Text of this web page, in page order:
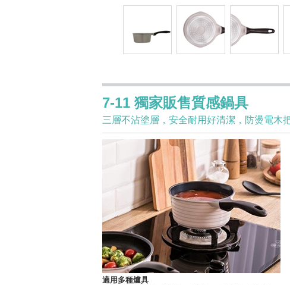
7-11 獨家販售質感鍋具
三層不沾塗層，安全耐用好清潔，防燙電木
適用多種爐具